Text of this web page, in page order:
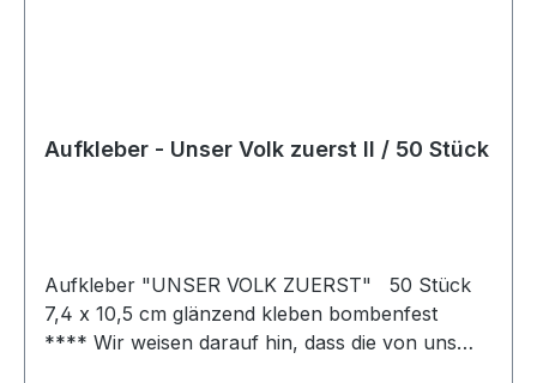
Aufkleber - Unser Volk zuerst II / 50 Stück
Aufkleber "UNSER VOLK ZUERST" 50 Stück
7,4 x 10,5 cm glänzend kleben bombenfest
**** Wir weisen darauf hin, dass die von uns